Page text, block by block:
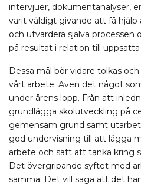
intervjuer, dokumentanalyser,
varit väldigt givande att få hjälp
och utvärdera själva processen
på resultat i relation till uppsatta
Dessa mål bör vidare tolkas
vårt arbete. Även det något
under årens lopp. Från att
grundlägga skolutveckling på
gemensam grund samt
god undervisning till att lägga
arbete och sätt att tänka kring
Det övergripande syftet med
samma. Det vill säga att det